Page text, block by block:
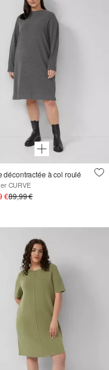
décontractée à col roulé
CURVE
€89,99 €